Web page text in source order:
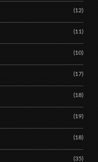
(12)
(11)
(10)
(17)
(18)
(19)
(18)
(35)